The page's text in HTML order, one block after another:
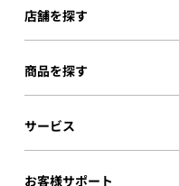
店舗を探す
商品を探す
サービス
お客様サポート